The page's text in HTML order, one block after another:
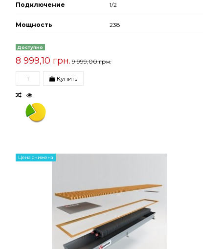
Подключение 1/2
Мощность 238
Доступно
8 999,10 грн. 9 999,00 грн.
Купить
Цена снижена